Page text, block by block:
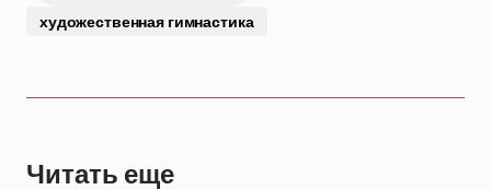
художественная гимнастика
Читать еще